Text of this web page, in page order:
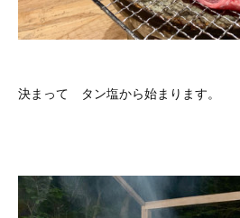
決まって タン塩から始まります。